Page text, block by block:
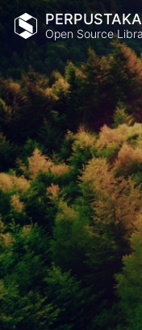
Open Source